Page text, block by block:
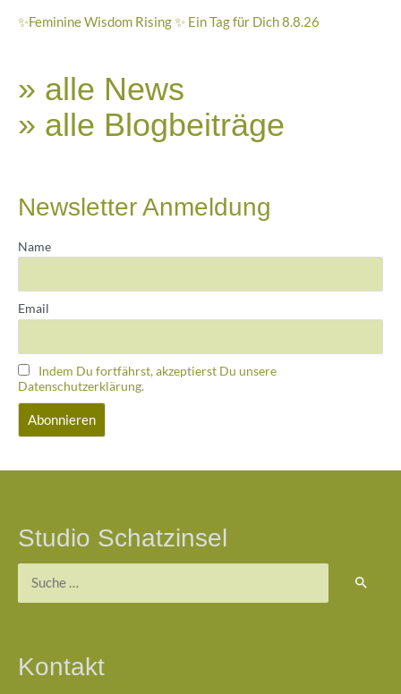
✨Feminine Wisdom Rising ✨ Ein Tag für Dich 8.8.26
» alle News
» alle Blogbeiträge
Newsletter Anmeldung
Name
Email
Indem Du fortfährst, akzeptierst Du unsere
Datenschutzerklärung.
Studio Schatzinsel
Kontakt